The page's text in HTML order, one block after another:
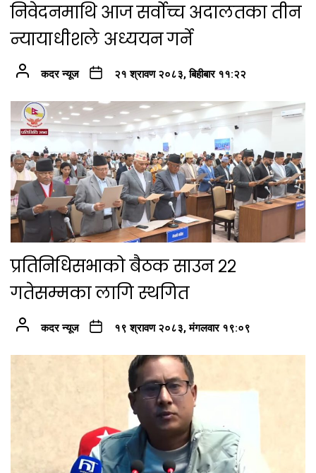
निवेदनमाथि आज सर्वोच्च अदालतका तीन
न्यायाधीशले अध्ययन गर्ने
कदर न्यूज २१ श्रावण २०८३, बिहीबार ११:२२
प्रतिनिधिसभाको बैठक साउन २२
गतेसम्मका लागि स्थगित
कदर न्यूज १९ श्रावण २०८३, मंगलवार १९:०९